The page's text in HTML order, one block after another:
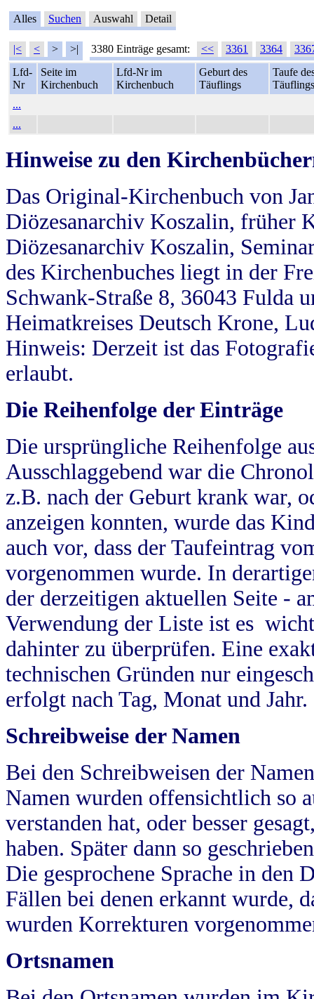
Alles Suchen Auswahl Detail
|< < > >| 3380 Einträge gesamt: << 3361 3364
Lfd-
Nr
Seite im
Kirchenbuch
Lfd-Nr im
Kirchenbuch
Geburt des
Täuflings
Taufe
Täuflings
...
...
Hinweise zu den
Das Original-Kirchenbuch von
Diözesanarchiv Koszalin, früher
Diözesanarchiv Koszalin,
des Kirchenbuches liegt in der
Schwank-Straße 8, 36043 Fulda
Heimatkreises Deutsch Krone,
Hinweis: Derzeit ist das
erlaubt.
Die Reihenfolge der Einträge
Die ursprüngliche Reihenfolge
Ausschlaggebend war die
z.B. nach der Geburt krank war,
anzeigen konnten, wurde das
auch vor, dass der Taufeintrag
vorgenommen wurde. In
der derzeitigen aktuellen Seite -
Verwendung der Liste ist es
dahinter zu überprüfen. Eine
technischen Gründen nur
erfolgt nach Tag, Monat und Jahr.
Schreibweise der Namen
Bei den Schreibweisen der
Namen wurden offensichtlich so
verstanden hat, oder besser
haben. Später dann so
Die gesprochene Sprache in
Fällen bei denen erkannt wurde,
wurden Korrekturen
Ortsnamen